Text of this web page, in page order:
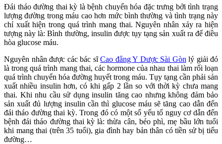
Đái tháo đường thai kỳ là bệnh chuyển hóa đặc trưng bởi tình trạng
lượng đường trong máu cao hơn mức bình thường và tình trạng này
chỉ xuất hiện trong quá trình mang thai. Nguyên nhân xảy ra hiện
tượng này là: Bình thường, insulin được tụy tạng sản xuất ra để điều
hòa glucose máu.
Nguyên nhân được các bác sĩCao đẳng Y Dược Sài Gòn lý giải đó
là trong quá trình mang thai, các hormone của nhau thai làm rối loạn
quá trình chuyển hóa đường huyết trong máu. Tụy tạng cần phải sản
xuất nhiều insulin hơn, có khi gấp 2 lần so với thời kỳ chưa mang
thai. Khi nhu cầu sử dụng insulin tăng cao nhưng không đảm bảo
sản xuất đủ lượng insulin cần thì glucose máu sẽ tăng cao dẫn đến
đái tháo đường thai kỳ. Trong đó có một số yếu tố nguy cơ dẫn đến
bệnh đái tháo đường thai kỳ là: thừa cân, béo phì, mẹ bầu lớn tuổi
khi mang thai (trên 35 tuổi), gia đình hay bản thân có tiền sử bị tiểu
đường…